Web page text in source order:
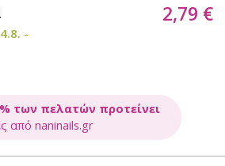
-
2,79 €
των πελατών προτείνει
από naninails.gr